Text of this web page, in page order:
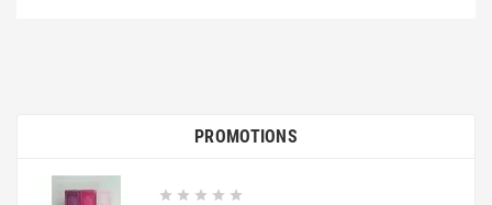
PROMOTIONS
    